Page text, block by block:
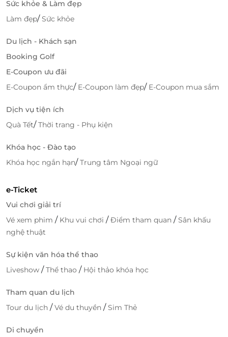
Đi kèm với phòng nghỉ là
mang đến khởi đầu trọn vẹn cho mỗi ngày. Bạn
cũng đượcmiễn phí sử dụng hồ bơi vô cực
có thể thả mình giữa làn nước mát rượi, hướng ra
biển trời bao la; cùng với
phòng tập gym hiện đại và
hoàn hảo.
Sức khỏe & Làm đẹp
Làm đẹp/Sức khỏe
Du lịch - Khách sạn
Booking Golf
E-Coupon ưu đãi
E-Coupon ẩm thực/ E-Coupon làm đẹp/ E-Coupon mua sắm
Dịch vụ tiện ích
Quà Tết/Thời trang - Phụ kiện
Khóa học - Đào tạo
Khóa học ngắn hạn/Trung tâm Ngoại ngữ
e-Ticket
Vui chơi giải trí
Vé xem phim / Khu vui chơi /Điểm tham quan /Sân khấu
nghệ thuật
Sự kiện văn hóa thể thao
Liveshow /Thể thao / Hội thảo khóa học
Tham quan du lịch
Tour du lịch /Vé du thuyền /Sim Thẻ
Di chuyển